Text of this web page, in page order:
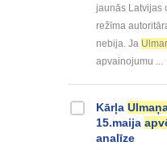
jaunās Latvijas
režīma
nebija. Ja
apvainojumu ...
Kārļa
15.maija
analīze